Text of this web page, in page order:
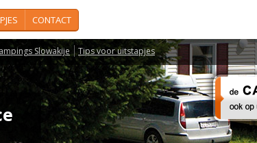
CONTACT
Slowakije Tips voor uitstapjes